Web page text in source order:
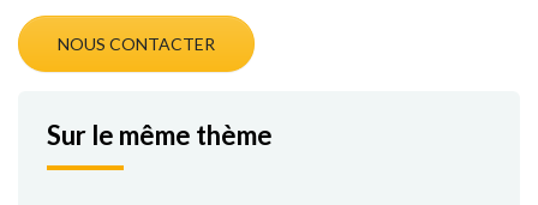
NOUS CONTACTER
Sur le même thème